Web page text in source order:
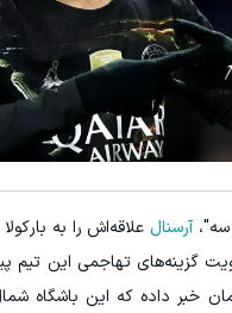
سه"،آرسنال علاقه‌اش را به
گزینه‌های تهاجمی این
خبر داده که این باشگاه